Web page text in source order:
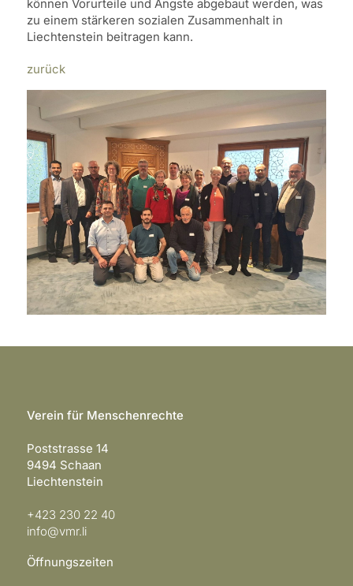
können Vorurteile und Ängste abgebaut werden, was
zu einem stärkeren sozialen Zusammenhalt in
Liechtenstein beitragen kann.
zurück
Verein für Menschenrechte
Poststrasse 14
9494 Schaan
Liechtenstein
+423 230 22 40
info@vmr.li
Öffnungszeiten